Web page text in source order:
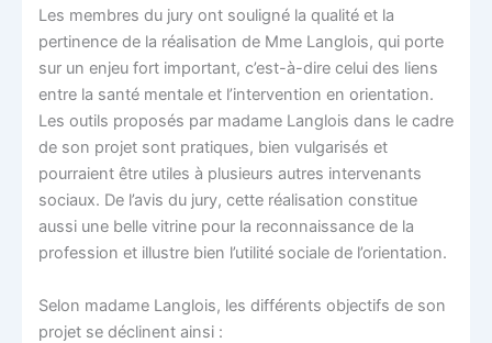
Les membres du jury ont souligné la qualité et la
pertinence de la réalisation de Mme Langlois, qui porte
sur un enjeu fort important, c’est-à-dire celui des liens
entre la santé mentale et l’intervention en orientation.
Les outils proposés par madame Langlois dans le cadre
de son projet sont pratiques, bien vulgarisés et
pourraient être utiles à plusieurs autres intervenants
sociaux. De l’avis du jury, cette réalisation constitue
aussi une belle vitrine pour la reconnaissance de la
profession et illustre bien l’utilité sociale de l’orientation.
Selon madame Langlois, les différents objectifs de son
projet se déclinent ainsi :